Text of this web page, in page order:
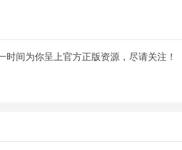
间为你呈上官方正版资源，尽请关注！